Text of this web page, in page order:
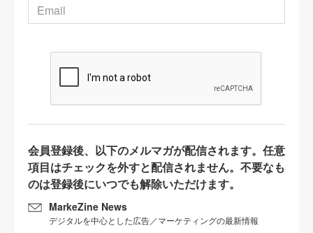
会員登録後、以下のメルマガが配信されます。任意
項目はチェックを外すと配信されません。不要なも
のは登録後にいつでも解除いただけます。
MarkeZine News
デジタルを中心とした広告／マーケティングの最新情報